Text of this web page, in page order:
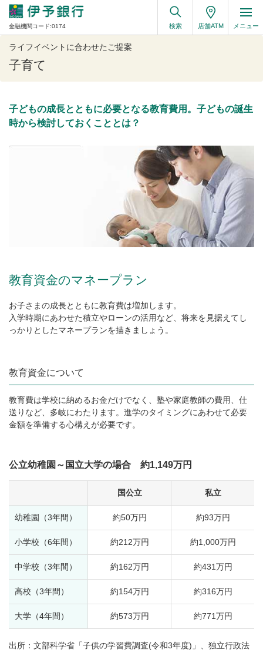
金融機関コード:0174 検索 店舗ATM メニュー
ライフイベントに合わせたご提案
子育て
子どもの成長とともに必要となる教育費用。子どもの誕生
時から検討しておくこととは？
教育資金のマネープラン
お子さまの成長とともに教育費は増加します。
入学時期にあわせた積立やローンの活用など、将来を見据えてし
っかりとしたマネープランを描きましょう。
教育資金について
教育費は学校に納めるお金だけでなく、塾や家庭教師の費用、仕
送りなど、多岐にわたります。進学のタイミングにあわせて必要
金額を準備する心構えが必要です。
公立幼稚園～国立大学の場合 約1,149万円
国公立 私立
幼稚園（3年間） 約50万円 約93万円
小学校（6年間） 約212万円 約1,000万円
中学校（3年間） 約162万円 約431万円
高校（3年間） 約154万円 約316万円
大学（4年間） 約573万円 約771万円
出所：文部科学省「子供の学習費調査(令和3年度)」、独立行政法